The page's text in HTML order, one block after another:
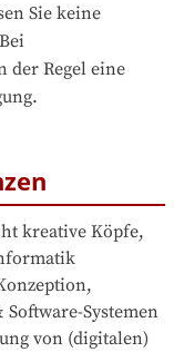
Sie keine
der Regel eine
kreative Köpfe,
Systemen
von (digitalen)